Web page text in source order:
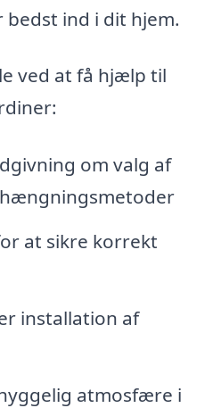
bedst ind i dit hjem.
ved at få hjælp til
om valg af
at sikre korrekt
installation af
atmosfære i